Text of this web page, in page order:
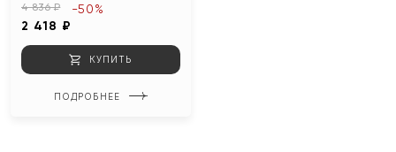
4 836 ₽
2 418 ₽
-50%
КУПИТЬ
ПОДРОБНЕЕ